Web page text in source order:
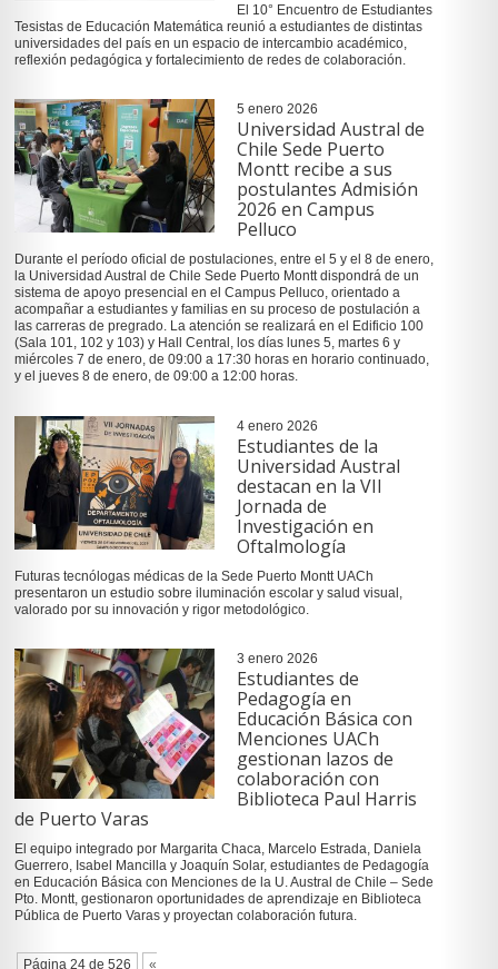
El 10° Encuentro de Estudiantes
Tesistas de Educación Matemática reunió a estudiantes de distintas
universidades del país en un espacio de intercambio académico,
reflexión pedagógica y fortalecimiento de redes de colaboración.
5 enero 2026
Universidad Austral de
Chile Sede Puerto
Montt recibe a sus
postulantes Admisión
2026 en Campus
Pelluco
Durante el período oficial de postulaciones, entre el 5 y el 8 de enero,
la Universidad Austral de Chile Sede Puerto Montt dispondrá de un
sistema de apoyo presencial en el Campus Pelluco, orientado a
acompañar a estudiantes y familias en su proceso de postulación a
las carreras de pregrado. La atención se realizará en el Edificio 100
(Sala 101, 102 y 103) y Hall Central, los días lunes 5, martes 6 y
miércoles 7 de enero, de 09:00 a 17:30 horas en horario continuado,
y el jueves 8 de enero, de 09:00 a 12:00 horas.
4 enero 2026
Estudiantes de la
Universidad Austral
destacan en la VII
Jornada de
Investigación en
Oftalmología
Futuras tecnólogas médicas de la Sede Puerto Montt UACh
presentaron un estudio sobre iluminación escolar y salud visual,
valorado por su innovación y rigor metodológico.
3 enero 2026
Estudiantes de
Pedagogía en
Educación Básica con
Menciones UACh
gestionan lazos de
colaboración con
Biblioteca Paul Harris
de Puerto Varas
El equipo integrado por Margarita Chaca, Marcelo Estrada, Daniela
Guerrero, Isabel Mancilla y Joaquín Solar, estudiantes de Pedagogía
en Educación Básica con Menciones de la U. Austral de Chile – Sede
Pto. Montt, gestionaron oportunidades de aprendizaje en Biblioteca
Pública de Puerto Varas y proyectan colaboración futura.
Página 24 de 526 «